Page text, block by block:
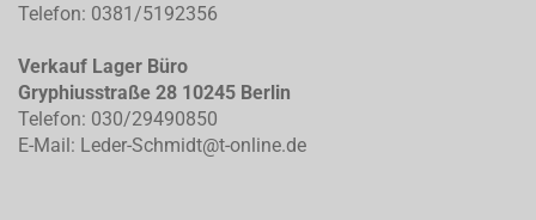
Telefon: 0381/5192356
Verkauf Lager Büro
Gryphiusstraße 28 10245 Berlin
Telefon: 030/29490850
E-Mail: Leder-Schmidt@t-online.de